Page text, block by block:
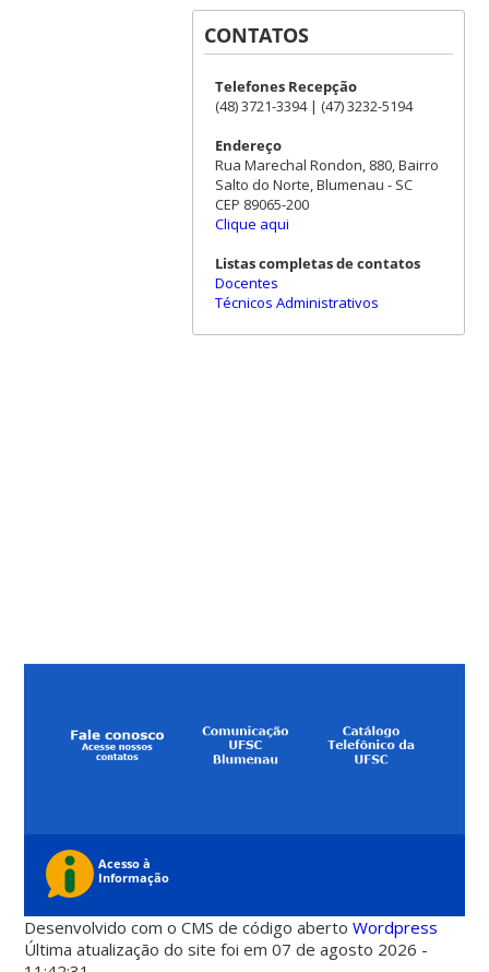
CONTATOS
Telefones Recepção
(48) 3721-3394 | (47) 3232-5194
Endereço
Rua Marechal Rondon, 880, Bairro
Salto do Norte, Blumenau - SC
CEP 89065-200
Clique aqui
Listas completas de contatos
Docentes
Técnicos Administrativos
Desenvolvido com o CMS de código abertoWordpress
Última atualização do site foi em 07 de agosto 2026 -